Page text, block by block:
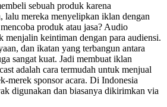
sebuah produk karena
lalu mereka menyelipkan iklan dengan
produk atau jasa? Audio
menjalin keintiman dengan para audiensi.
dan ikatan yang terbangun antara
sangat kuat. Jadi membuat iklan
adalah cara termudah untuk menjual
merek sponsor acara. Di Indonesia
digunakan dan biasanya dikirimkan via